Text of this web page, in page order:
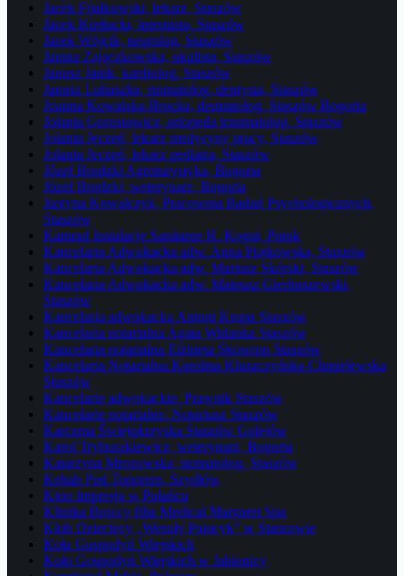
Jacek Fijałkowski, lekarz, Staszów
Jacek Kiełtucki, internista, Staszów
Jacek Wójcik, neurolog, Staszów
Janina Zajączkowska, okulista, Staszów
Janusz Janik, kardiolog, Staszów
Janusz Lubaszka, stomatolog, dentysta, Staszów
Joanna Kowalska-Brocka, dermatolog, Staszów Bogoria
Jolanta Gorostowicz, ortopeda traumatolog, Staszów
Jolanta Jeczeń, lekarz medycyny pracy, Staszów
Jolanta Jeczeń, lekarz pediatra, Staszów
Józef Brodzki Agroturystyka, Bogoria
Józef Brodzki, weterynarz, Bogoria
Justyna Kowalczyk, Pracownia Badań Psychologicznych,
Staszów
Kamrad Instalacje Sanitarne R. Kogut, Potok
Kancelaria Adwokacka adw. Anna Piątkowska, Staszów
Kancelaria Adwokacka adw. Mariusz Skórski, Staszów
Kancelaria Adwokacka adw. Mateusz Gierbuszewski,
Staszów
Kancelaria adwokacka Antoni Krupa Staszów
Kancelaria notarialna Agata Widanka Staszów
Kancelaria notarialna Elżbieta Skowron Staszów
Kancelaria Notarialna Karolina Kluszczyńska-Chmielewska
Staszów
Kancelarie adwokackie. Prawnik Staszów
Kancelarie notarialne. Notariusz Staszów
Karczma Świętokrzyska Staszów Golejów
Karol Trybuszkiewicz, weterynarz, Bogoria
Katarzyna Mrozowska, stomatolog, Staszów
Kebab Pod Toporem, Szydłów
Kino Impresja w Połańcu
Klinika Broccy filia Medical Margaret Spa
Klub Dziecięcy „Wesoły Pajacyk” w Staszowie
Koła Gospodyń Wiejskich
Koło Gospodyń Wiejskich w Jabłonicy